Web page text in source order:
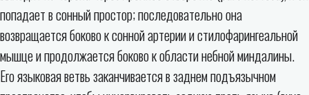
попадает в сонный простор; последовательно она
возвращается боково к сонной артерии и стилофарингеальной
мышце и продолжается боково к области небной миндалины.
Его языковая ветвь заканчивается в заднем подъязычном